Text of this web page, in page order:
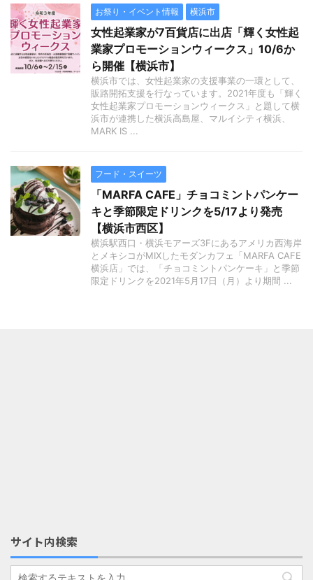
お祭り・イベント情報 横浜市
女性起業家が7百貨店に出店「輝く女性起
業家プロモーションウィークス」10/6か
ら開催【横浜市】
横浜市では、女性起業家の支援事業の一環として、
販路開拓支援を行なっています。2021年度も「輝く
女性起業家プロモーションウィークス」と題して横
浜市が連携した横浜高島屋、マルイシティ横浜、
MARK IS ...
フード・スイーツ
「MARFA CAFE」チョコミントパンケー
キと季節限定ドリンクを5/17より発売
【横浜市西区】
横浜駅西口・横浜モアーズ3Fにあるアメリカ西海岸
とメキシコがMIXしたモダンカフェ「MARFA CAFE
横浜店」では、「チョコミントパンケーキ」と季節
限定ドリンクを2021年5月17日（月）より期間 ...
サイト内検索